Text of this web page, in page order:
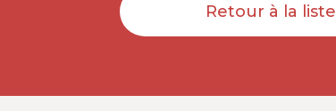
Retour à la liste